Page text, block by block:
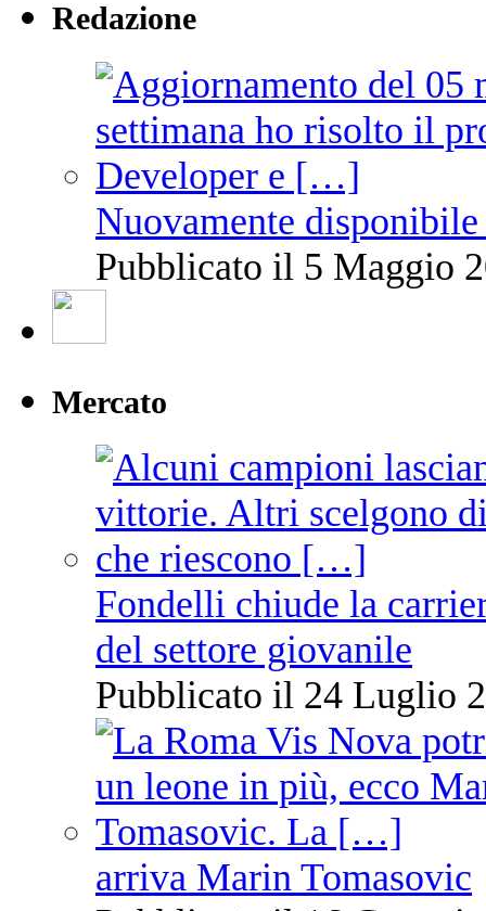
Redazione
Nuovamente
Pubblicato il 5 Maggio
Mercato
Fondelli chiude la
del settore giovanile
Pubblicato il 24 Luglio
arriva Marin Tomasovic